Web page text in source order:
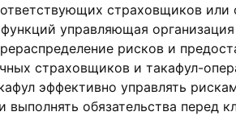
страховщиков или
управляющая
рисков и
страховщиков и такафул-
эффективно управлять
обязательства перед